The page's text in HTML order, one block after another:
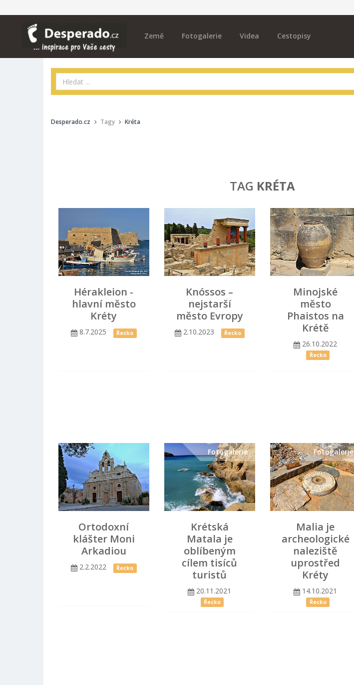
Země Fotogalerie Videa Cestopisy
Desperado.cz Tagy Kréta
TAG KRÉTA
Hérakleion -
hlavní město
Kréty
8.7.2025 Řecko
Knóssos –
nejstarší
město Evropy
2.10.2023 Řecko
Minojské
město
Phaistos na
Krétě
26.10.2022
Řecko
Ortodoxní
klášter Moni
Arkadiou
2.2.2022 Řecko
Fotogalerie
Krétská
Matala je
oblíbeným
cílem tisíců
turistů
20.11.2021
Řecko
Fotogalerie
Malia je
archeologické
naleziště
uprostřed
Kréty
14.10.2021
Řecko